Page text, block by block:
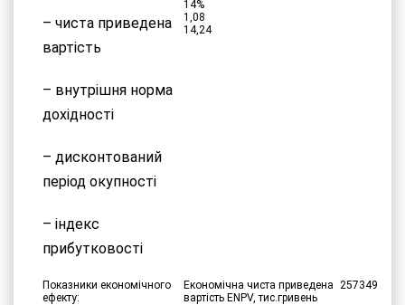
– чиста приведена
вартість
– внутрішня норма
дохідності
– дисконтований
період окупності
– індекс
прибутковості
14%
1,08
14,24
Показники економічного
ефекту:
Економічна чиста приведена
вартість ENPV, тис.гривень
257349